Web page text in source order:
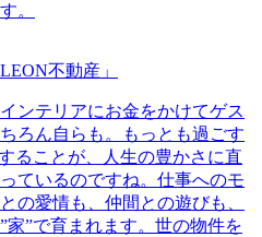
。
不動産」
ンテリアにお金をかけてゲス
ろん自らも。もっとも過ごす
ることが、人生の豊かさに直
ているのですね。仕事へのモ
の愛情も、仲間との遊びも、
家”で育まれます。世の物件を